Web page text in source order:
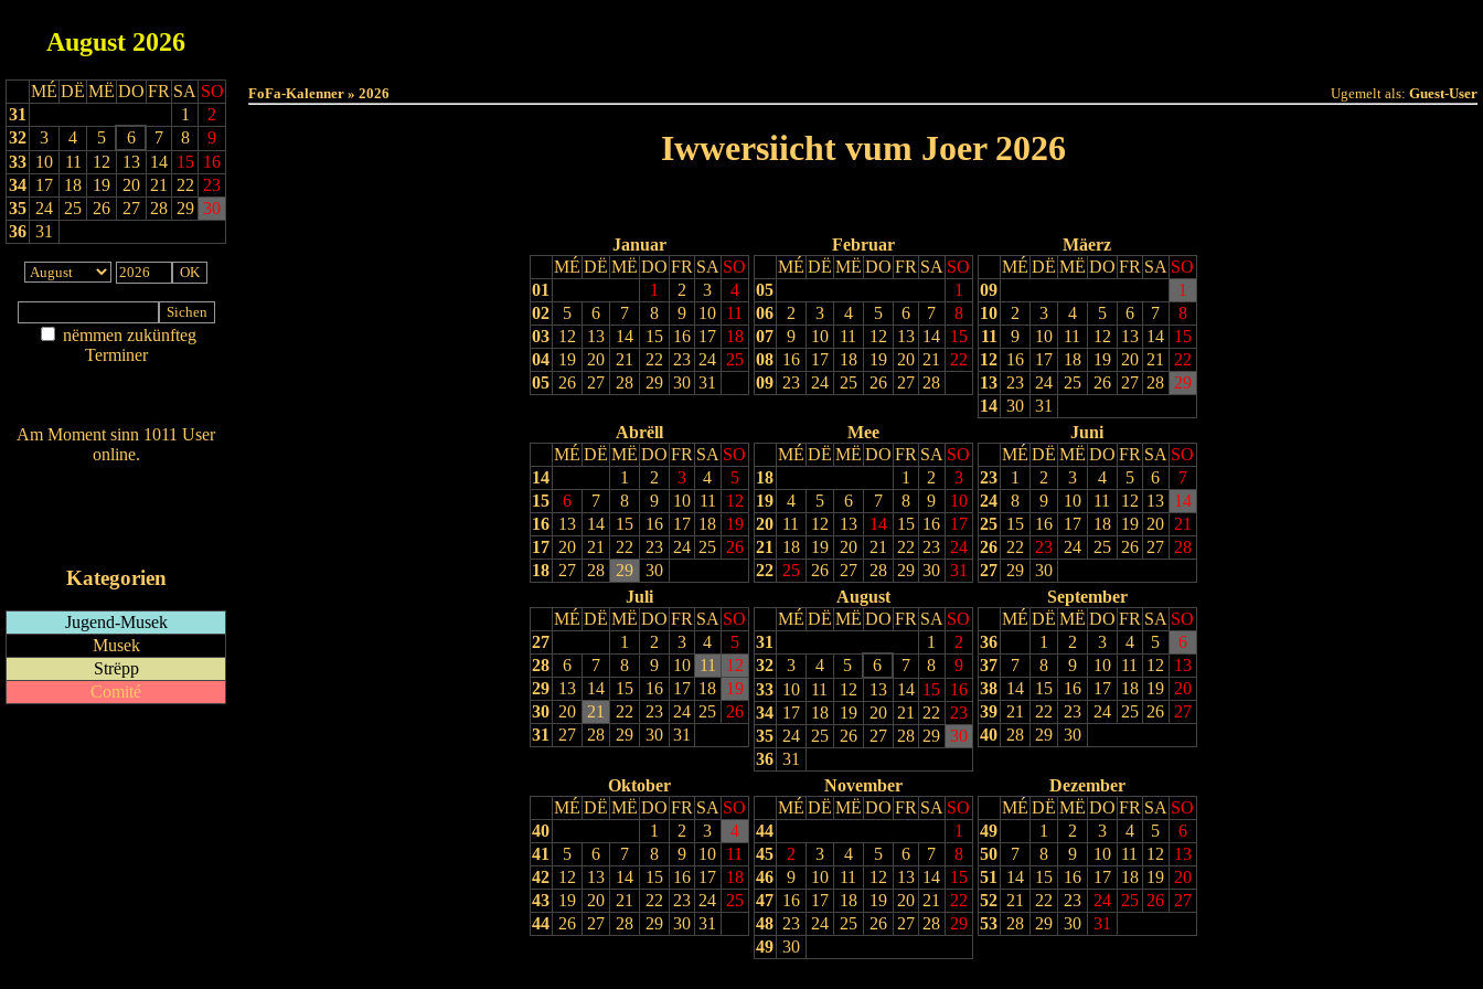
August 2026
MÉ DË MË DO FR SA SO
31
1
2
32
3 4 5 6 7 8
9
33 10 11 12 13 14 15 16
34 17 18 19 20 21 22 23
35 24 25 26 27 28 29 30
36 31
nëmmen zukünfteg
Terminer
Am Moment sinn 1011 User
online.
Kategorien
Jugend-Musek
Musek
Strëpp
Comité
FoFa-Kalenner » 2026 Ugemelt als: Guest-User
Iwwersiicht vum Joer 2026
Januar
MÉ DË MË DO FR SA SO
01
1 2 3
4
02
5 6 7 8 9 10 11
03 12 13 14 15 16 17 18
04 19 20 21 22 23 24 25
05 26 27 28 29 30 31
Februar
MÉ DË MË DO FR SA SO
05
1
06
2 3 4 5 6 7
8
07
9 10 11 12 13 14 15
08 16 17 18 19 20 21
22
09 23 24 25 26 27 28
Mäerz
MÉ DË MË DO FR SA SO
09
1
10
2 3 4 5 6 7
8
11
9 10 11 12 13 14 15
12 16 17 18 19 20 21
22
13 23 24 25 26 27 28 29
14 30
31
Abrëll
MÉ DË MË DO FR SA SO
14
1 2 3 4
5
15
6 7 8 9 10 11
12
16 13 14 15 16 17 18 19
17 20 21 22 23 24 25 26
18 27 28 29 30
Mee
MÉ DË MË DO FR SA SO
18
1 2
3
19
4 5 6 7 8 9
10
20 11 12 13 14 15 16 17
21
18 19 20 21 22 23 24
22 25 26 27 28 29 30 31
Juni
MÉ DË MË DO FR SA SO
23
1 2 3 4 5 6
7
24
8 9 10 11 12 13 14
25 15 16 17 18 19 20 21
26 22 23 24 25 26 27 28
27 29
30
Juli
MÉ DË MË DO FR SA SO
27
1 2 3 4
5
28
6 7 8 9 10 11
12
29 13 14 15 16 17 18 19
30 20 21 22 23 24 25 26
31
27 28 29 30 31
August
MÉ DË MË DO FR SA SO
31
1
2
32
3 4 5 6 7 8
9
33 10 11 12 13 14 15 16
34 17 18 19 20 21 22
23
35 24 25 26 27 28 29 30
36 31
September
MÉ DË MË DO FR SA SO
36
1 2 3 4 5
6
37
7 8 9 10 11 12
13
38 14 15 16 17 18 19 20
39 21 22 23 24 25 26 27
40 28 29 30
Oktober
MÉ DË MË DO FR SA SO
40
1 2 3
4
41
5 6 7 8 9 10 11
42 12 13 14 15 16 17 18
43 19 20 21 22 23 24 25
44 26 27 28 29 30 31
November
MÉ DË MË DO FR SA SO
44
1
45
2 3 4 5 6 7
8
46
9 10 11 12 13 14 15
47 16 17 18 19 20 21
22
48 23 24 25 26 27 28 29
49 30
Dezember
MÉ DË MË DO FR SA SO
49
1 2 3 4 5
6
50
7 8 9 10 11 12
13
51
14 15 16 17 18 19 20
52 21 22 23 24 25 26 27
53 28 29 30 31